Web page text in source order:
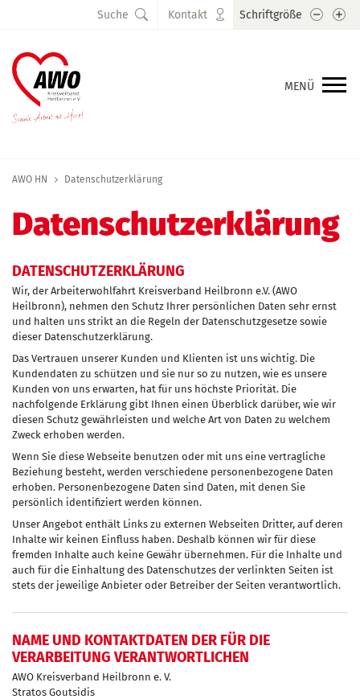
MENÜ
Suche Kontakt Schriftgröße Schrift
AWO HN Datenschutzerklärung
Datenschutzerklärung
DATENSCHUTZERKLÄRUNG
Wir, der Arbeiterwohlfahrt Kreisverband Heilbronn e.V. (AWO
Heilbronn), nehmen den Schutz Ihrer persönlichen Daten sehr ernst
und halten uns strikt an die Regeln der Datenschutzgesetze sowie
dieser Datenschutzerklärung.
Das Vertrauen unserer Kunden und Klienten ist uns wichtig. Die
Kundendaten zu schützen und sie nur so zu nutzen, wie es unsere
Kunden von uns erwarten, hat für uns höchste Priorität. Die
nachfolgende Erklärung gibt Ihnen einen Überblick darüber, wie wir
diesen Schutz gewährleisten und welche Art von Daten zu welchem
Zweck erhoben werden.
Wenn Sie diese Webseite benutzen oder mit uns eine vertragliche
Beziehung besteht, werden verschiedene personenbezogene Daten
erhoben. Personenbezogene Daten sind Daten, mit denen Sie
persönlich identifiziert werden können.
Unser Angebot enthält Links zu externen Webseiten Dritter, auf deren
Inhalte wir keinen Einfluss haben. Deshalb können wir für diese
fremden Inhalte auch keine Gewähr übernehmen. Für die Inhalte und
auch für die Einhaltung des Datenschutzes der verlinkten Seiten ist
stets der jeweilige Anbieter oder Betreiber der Seiten verantwortlich.
NAME UND KONTAKTDATEN DER FÜR DIE
VERARBEITUNG VERANTWORTLICHEN
AWO Kreisverband Heilbronn e. V.
Stratos Goutsidis